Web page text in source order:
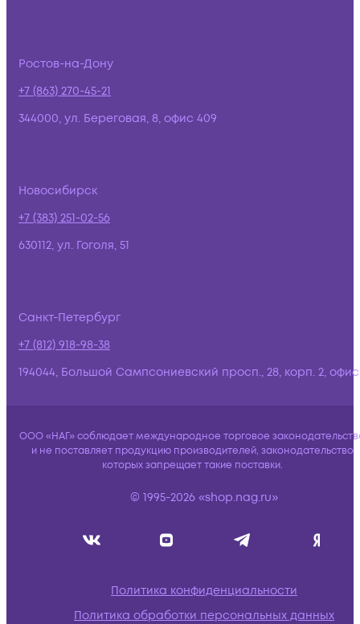
Ростов-на-Дону
+7 (863) 270-45-21
344000, ул. Береговая, 8, офис 409
Новосибирск
+7 (383) 251-02-56
630112, ул. Гоголя, 51
Санкт-Петербург
+7 (812) 918-98-38
194044, Большой Сампсониевский просп., 28, корп. 2,
ООО «НАГ» соблюдает международное торговое
и не поставляет продукцию производителей, законодательство
которых запрещает такие поставки.
© 1995-2026 «shop.nag.ru»
Политика конфиденциальности
Политика обработки персональных данных